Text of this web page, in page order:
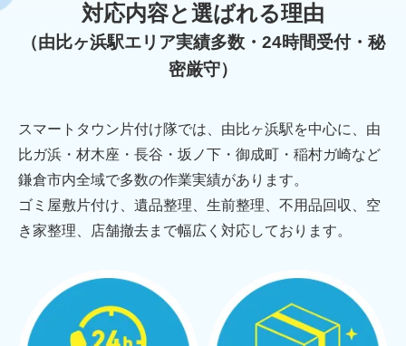
対応内容と選ばれる理由
（由比ヶ浜駅エリア実績多数・24時間受付・秘
密厳守）
スマートタウン片付け隊では、由比ヶ浜駅を中心に、由
比ガ浜・材木座・長谷・坂ノ下・御成町・稲村ガ崎など
鎌倉市内全域で多数の作業実績があります。
ゴミ屋敷片付け、遺品整理、生前整理、不用品回収、空
き家整理、店舗撤去まで幅広く対応しております。